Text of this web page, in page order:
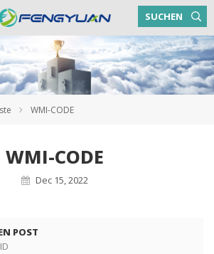
SUCHEN
WMI-CODE
WMI-CODE
Dec 15, 2022
POST